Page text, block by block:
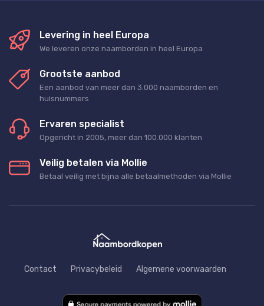
Levering in heel Europa
We leveren onze naamborden in heel Europa
Grootste aanbod
Een aanbod van meer dan 3.000 naamborden en
huisnummers
Ervaren specialist
Opgericht in 2005, meer dan 100.000 klanten
Veilig betalen via Mollie
Betaal veilig met bijna alle betaalmethoden via Mollie
Contact Privacybeleid Algemene voorwaarden